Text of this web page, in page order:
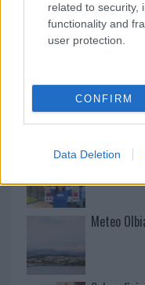
related to security,
functionality and
user protection.
CONFIRM
Data Deletion
Incidente
Arzachena
Incidente
un ferito
Sangue,
Meteo